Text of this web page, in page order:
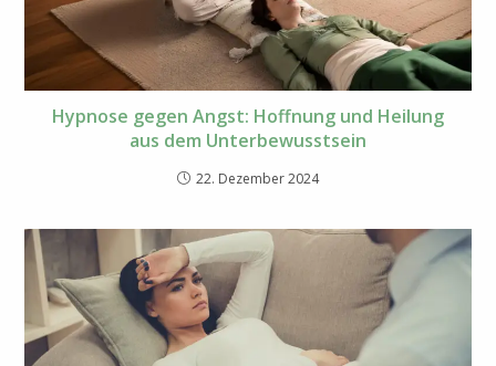
Hypnose gegen Angst: Hoffnung und Heilung
aus dem Unterbewusstsein
22. Dezember 2024